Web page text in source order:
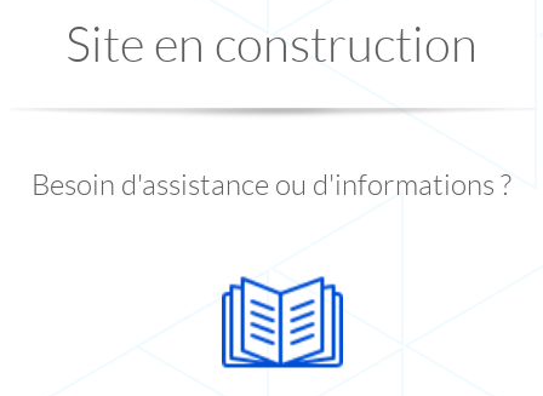
Site en construction
Besoin d'assistance ou d'informations ?